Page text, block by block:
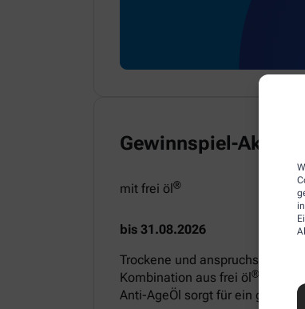
Gewinnspiel-Aktion
mit frei öl®
bis 31.08.2026
Trockene und anspruchsvolle
Kombination aus frei öl®
Anti-AgeÖl sorgt für ein